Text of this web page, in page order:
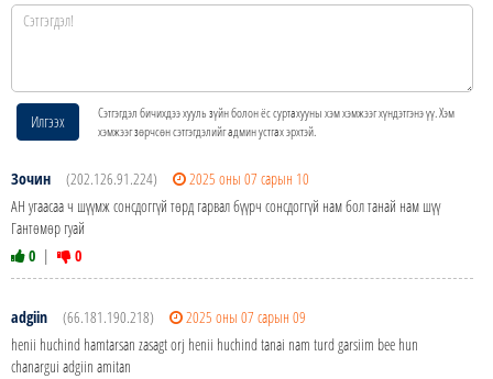
Илгээх
Сэтгэгдэл бичихдээ хууль зүйн болон ёс суртахууны хэм хэмжээг хүндэтгэнэ үү. Хэм
хэмжээг зөрчсөн сэтгэгдэлийг админ устгах эрхтэй.
Зочин (202.126.91.224)
2025 оны 07 сарын 10
АН угаасаа ч шүүмж сонсдоггүй төрд гарвал бүүрч сонсдоггүй нам бол танай нам шүү
Гантөмөр гуай
0 | 0
adgiin (66.181.190.218)
2025 оны 07 сарын 09
henii huchind hamtarsan zasagt orj henii huchind tanai nam turd garsiim bee hun
chanargui adgiin amitan